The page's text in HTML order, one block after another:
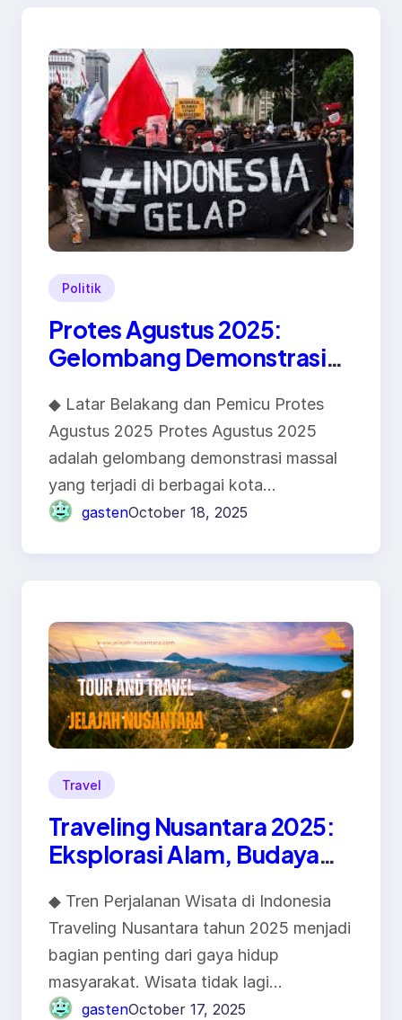
Politik
Protes Agustus 2025:
Gelombang Demonstrasi
Memicu Ketegangan Publik
◆ Latar Belakang dan Pemicu Protes
Agustus 2025 Protes Agustus 2025
adalah gelombang demonstrasi massal
yang terjadi di berbagai kota…
gastenOctober 18, 2025
Travel
Traveling Nusantara 2025:
Eksplorasi Alam, Budaya
Pariwisata Digital
◆ Tren Perjalanan Wisata di Indonesia
Traveling Nusantara tahun 2025 menjadi
bagian penting dari gaya hidup
masyarakat. Wisata tidak lagi…
gastenOctober 17, 2025